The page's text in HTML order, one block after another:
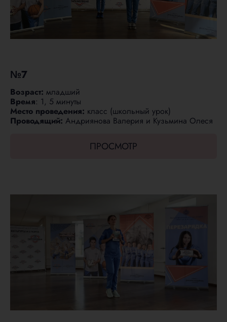
№7
Возраст: младший
Время: 1, 5 минуты
Место проведения: класс (школьный урок)
Проводящий: Андриянова Валерия и Кузьмина Олеся
ПРОСМОТР